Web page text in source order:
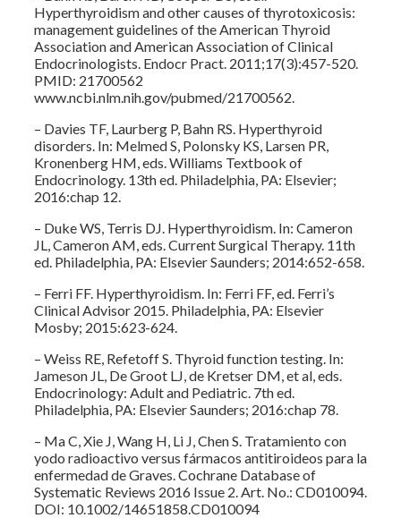
Hyperthyroidism and other causes of thyrotoxicosis:
management guidelines of the American Thyroid
Association and American Association of Clinical
Endocrinologists. Endocr Pract. 2011;17(3):457-520.
PMID: 21700562
www.ncbi.nlm.nih.gov/pubmed/21700562.
– Davies TF, Laurberg P, Bahn RS. Hyperthyroid
disorders. In: Melmed S, Polonsky KS, Larsen PR,
Kronenberg HM, eds. Williams Textbook of
Endocrinology. 13th ed. Philadelphia, PA: Elsevier;
2016:chap 12.
– Duke WS, Terris DJ. Hyperthyroidism. In: Cameron
JL, Cameron AM, eds. Current Surgical Therapy. 11th
ed. Philadelphia, PA: Elsevier Saunders; 2014:652-658.
– Ferri FF. Hyperthyroidism. In: Ferri FF, ed. Ferri’s
Clinical Advisor 2015. Philadelphia, PA: Elsevier
Mosby; 2015:623-624.
– Weiss RE, Refetoff S. Thyroid function testing. In:
Jameson JL, De Groot LJ, de Kretser DM, et al, eds.
Endocrinology: Adult and Pediatric. 7th ed.
Philadelphia, PA: Elsevier Saunders; 2016:chap 78.
– Ma C, Xie J, Wang H, Li J, Chen S. Tratamiento con
yodo radioactivo versus fármacos antitiroideos para la
enfermedad de Graves. Cochrane Database of
Systematic Reviews 2016 Issue 2. Art. No.: CD010094.
DOI: 10.1002/14651858.CD010094